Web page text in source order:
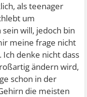
als teenager
um
will, jedoch bin
meine frage nicht
denke nicht dass
ändern wird,
schon in der
die meisten